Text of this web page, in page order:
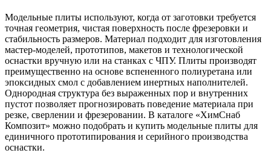
Модельные плиты используют, когда от заготовки требуется
точная геометрия, чистая поверхность после фрезеровки и
стабильность размеров. Материал подходит для изготовления
мастер-моделей, прототипов, макетов и технологической
оснастки вручную или на станках с ЧПУ. Плиты производят
преимущественно на основе вспененного полиуретана или
эпоксидных смол с добавлением инертных наполнителей.
Однородная структура без выраженных пор и внутренних
пустот позволяет прогнозировать поведение материала при
резке, сверлении и фрезеровании. В каталоге «ХимСнаб
Композит» можно подобрать и купить модельные плиты для
единичного прототипирования и серийного производства
оснастки.